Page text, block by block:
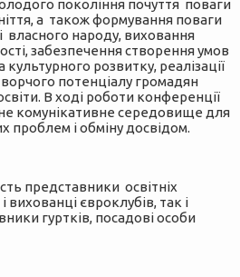
покоління почуття поваги
а також формування поваги
власного народу, виховання
забезпечення створення умов
розвитку, реалізації
потенціалу громадян
В ході роботи конференції
комунікативне середовище для
проблем і обміну досвідом.
представники освітніх
вихованці євроклубів, так і
гуртків, посадові особи